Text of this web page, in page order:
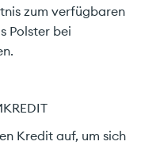
zum verfügbaren
Polster bei
Kredit auf, um sich